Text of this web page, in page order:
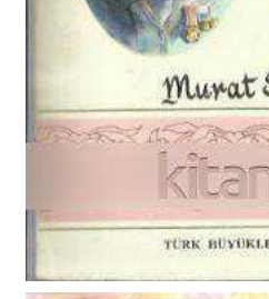
ADALI HALİL KİTAP